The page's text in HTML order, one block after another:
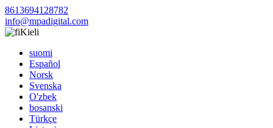
8613694128782
info@mpadigital.com
Kieli
suomi
Español
Norsk
Svenska
O'zbek
bosanski
Türkçe